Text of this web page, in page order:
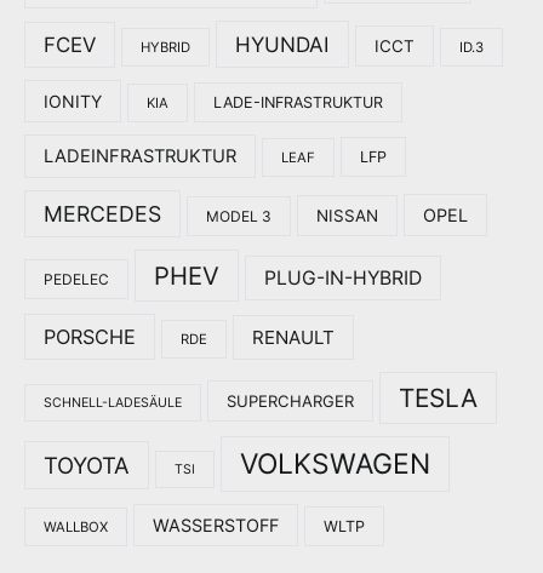
FCEV HYBRID HYUNDAI ICCT ID.3
IONITY KIA LADE-INFRASTRUKTUR
LADEINFRASTRUKTUR LEAF LFP
MERCEDES MODEL 3 NISSAN OPEL
PEDELEC PHEV PLUG-IN-HYBRID
PORSCHE RDE RENAULT
SCHNELL-LADESÄULE SUPERCHARGER TESLA
TOYOTA TSI VOLKSWAGEN
WALLBOX WASSERSTOFF WLTP